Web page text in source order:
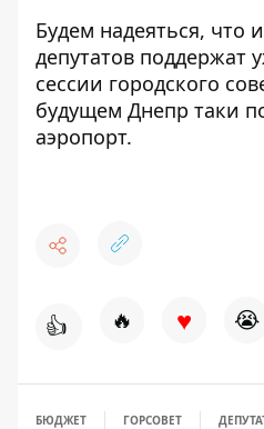
Будем надеяться, что
депутатов
сессии городского
будущем Днепр таки
аэропорт.
👍 🔥 ♥ 😭
БЮДЖЕТ ГОРСОВЕТ